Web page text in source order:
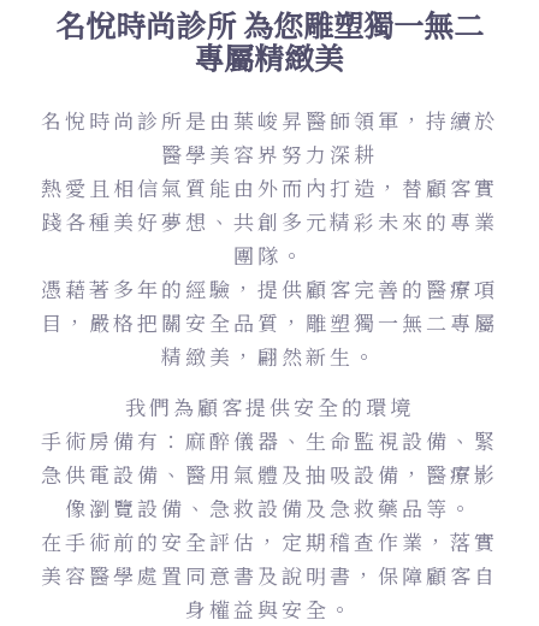
名悅時尚診所 為您雕塑獨一無二
專屬精緻美
名悅時尚診所是由葉峻昇醫師領軍，持續於
醫學美容界努力深耕
熱愛且相信氣質能由外而內打造，替顧客實
踐各種美好夢想、共創多元精彩未來的專業
團隊。
憑藉著多年的經驗，提供顧客完善的醫療項
目，嚴格把關安全品質，雕塑獨一無二專屬
精緻美，翩然新生。
我們為顧客提供安全的環境
手術房備有：麻醉儀器、生命監視設備、緊
急供電設備、醫用氣體及抽吸設備，醫療影
像瀏覽設備、急救設備及急救藥品等。
在手術前的安全評估，定期稽查作業，落實
美容醫學處置同意書及說明書，保障顧客自
身權益與安全。